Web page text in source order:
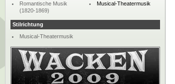
Romantische Musik
(1820-1869)
Musical-Theatermusik
Stilrichtung
Musical-Theatermusik